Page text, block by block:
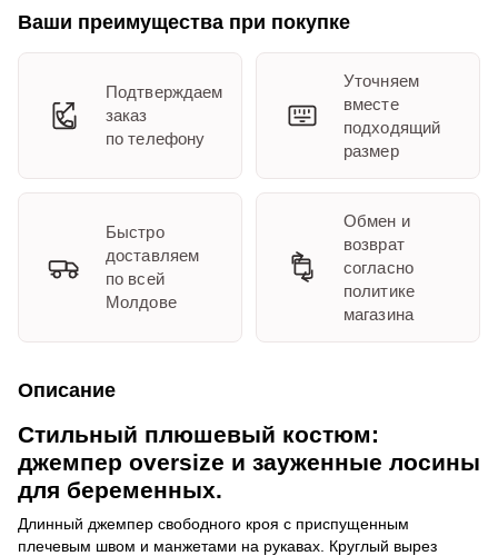
Ваши преимущества при покупке
Подтверждаем
заказ
по телефону
Уточняем
вместе
подходящий
размер
Быстро
доставляем
по всей
Молдове
Обмен и
возврат
согласно
политике
магазина
Описание
Стильный плюшевый костюм:
джемпер oversize и зауженные лосины
для беременных.
Длинный джемпер свободного кроя с приспущенным
плечевым швом и манжетами на рукавах. Круглый вырез